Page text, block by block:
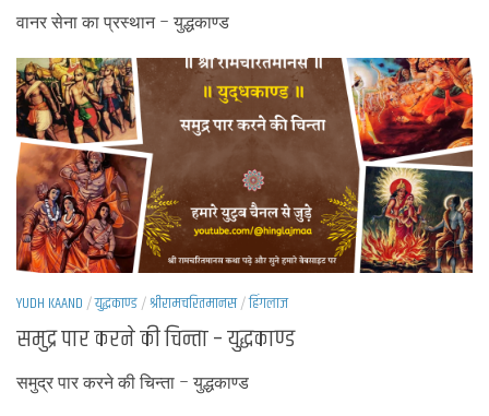
वानर सेना का प्रस्थान – युद्धकाण्ड
YUDH KAAND/युद्धकाण्ड/श्रीरामचरितमानस/हिंगलाज
समुद्र पार करने की चिन्ता – युद्धकाण्ड
समुद्र पार करने की चिन्ता – युद्धकाण्ड